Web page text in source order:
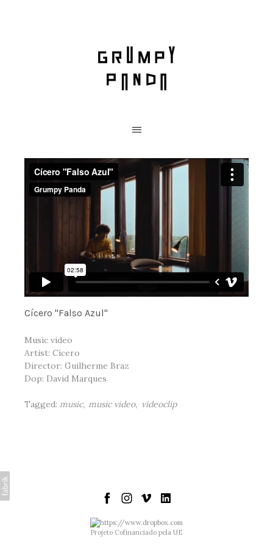
Cícero "Falso Azul"
Music video
Artist: Cícero
Director: Guilherme Braz
Dop: David Marques
Tagged: music music video videoclip
Projeto Cofinanciado pela UE